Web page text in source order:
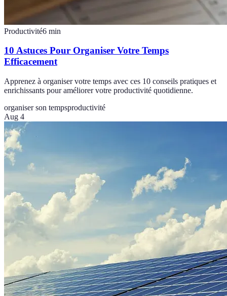
Productivité6 min
10 Astuces Pour Organiser Votre Temps
Efficacement
Apprenez à organiser votre temps avec ces 10 conseils pratiques et
enrichissants pour améliorer votre productivité quotidienne.
organiser son tempsproductivité
Aug 4